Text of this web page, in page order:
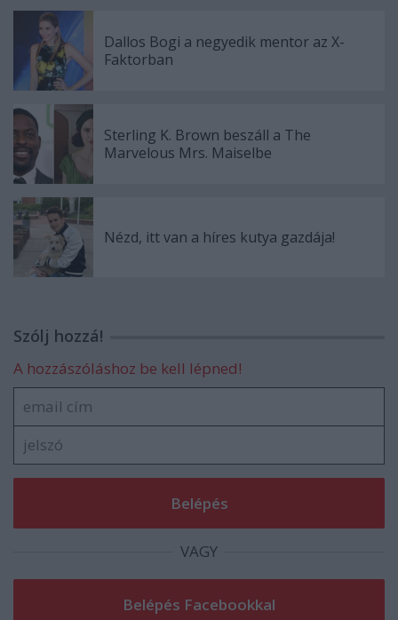
Dallos Bogi a negyedik mentor az X-
Faktorban
Sterling K. Brown beszáll a The
Marvelous Mrs. Maiselbe
Nézd, itt van a híres kutya gazdája!
Szólj hozzá!
A hozzászóláshoz be kell lépned!
VAGY